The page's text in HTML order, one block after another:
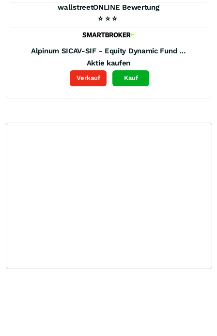
wallstreetONLINE Bewertung
⭐ ⭐ ⭐
Alpinum SICAV-SIF - Equity Dynamic Fund -AH2-
Aktie kaufen
Verkauf Kauf